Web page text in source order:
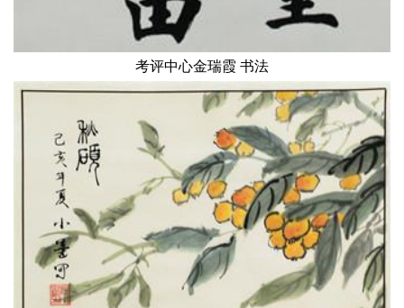
考评中心金瑞霞 书法